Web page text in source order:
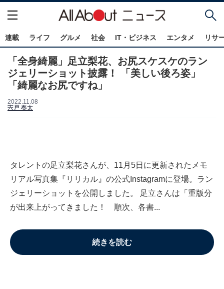
連載 ライフ グルメ 社会 IT・ビジネス エンタメ リサ
「全身綺麗」足立梨花、お尻スケスケのラン
ジェリーショット披露！ 「美しい後ろ姿」
「綺麗なお尻ですね」
2022.11.08
宍戸 奏太
タレントの足立梨花さんが、11月5日に更新されたメモ
リアル写真集『リリカル』の公式Instagramに登場。ラン
ジェリーショットを公開しました。 足立さんは「重版分
が出来上がってきました！ 順次、各書...
続きを読む